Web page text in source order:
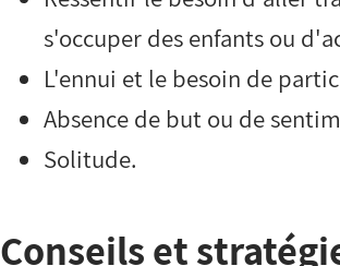
s'occuper des enfants ou
L'ennui et le besoin de
Absence de but ou de
Solitude.
Conseils et